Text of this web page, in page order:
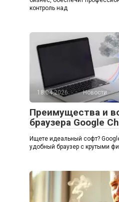
контроль над
18.04.2026 Новости
Преимущества и
браузера Google
Ищете идеальный софт?
удобный браузер с крутыми